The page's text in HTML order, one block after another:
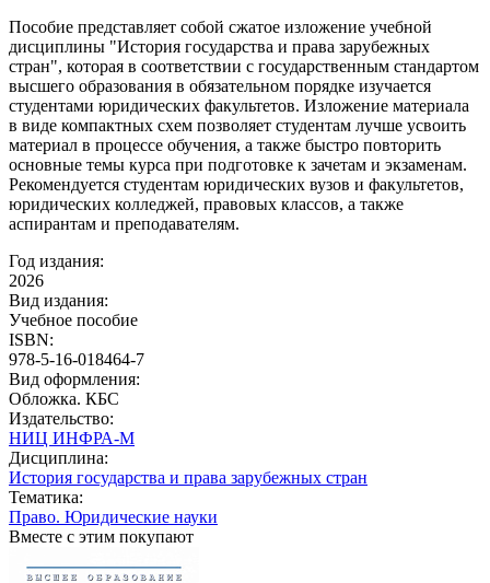
Пособие представляет собой сжатое изложение учебной
дисциплины "История государства и права зарубежных
стран", которая в соответствии с государственным стандартом
высшего образования в обязательном порядке изучается
студентами юридических факультетов. Изложение материала
в виде компактных схем позволяет студентам лучше усвоить
материал в процессе обучения, а также быстро повторить
основные темы курса при подготовке к зачетам и экзаменам.
Рекомендуется студентам юридических вузов и факультетов,
юридических колледжей, правовых классов, а также
аспирантам и преподавателям.
Год издания:
2026
Вид издания:
Учебное пособие
ISBN:
978-5-16-018464-7
Вид оформления:
Обложка. КБС
Издательство:
НИЦ ИНФРА-М
Дисциплина:
История государства и права зарубежных стран
Тематика:
Право. Юридические науки
Вместе с этим покупают